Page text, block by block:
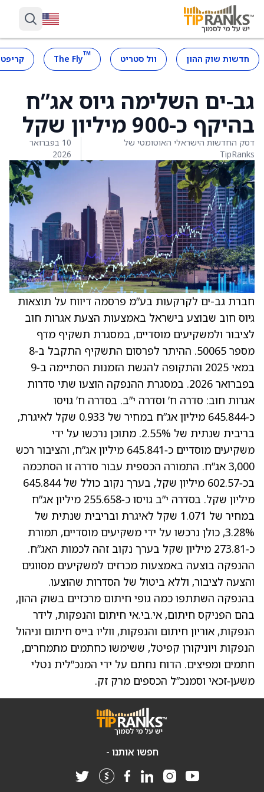
חדשות שוק ההון וול סטריט ™
The Fly
גב-ים השלימה גיוס אג”ח
בהיקף כ-900 מיליון שקל
דסק החדשות הישראלי האוטומטי של
TipRanks
10 בפברואר
2026
חברת גב-ים לקרקעות בע”מ פרסמה דיווח על תוצאות
גיוס חוב שבוצע בישראל באמצעות הצעת אגרות חוב
לציבור ולמשקיעים מוסדיים, במסגרת תשקיף מדף
מספר 50065. ההיתר לפרסום התשקיף התקבל ב‑8
במאי 2025 והתקופה להגשת הזמנות הסתיימה ב‑9
בפברואר 2026. במסגרת ההנפקה הוצעו שתי סדרות
אגרות חוב: סדרה ח’ וסדרה י”ב. בסדרה ח’ גויסו
כ‑645.844 מיליון אג”ח במחיר של 0.933 שקל לאיגרת,
בריבית שנתית של 2.55%. מתוכן נרכשו על ידי
משקיעים מוסדיים כ‑645.841 מיליון אג”ח, והציבור רכש
3,000 אג”ח. התמורה הכספית עבור סדרה זו הסתכמה
בכ‑602.57 מיליון שקל, בערך נקוב כולל של 645.844
מיליון שקל. בסדרה י”ב גויסו כ‑255.658 מיליון אג”ח
במחיר של 1.071 שקל לאיגרת ובריבית שנתית של
3.28%, כולן נרכשו על ידי משקיעים מוסדיים, תמורת
כ‑273.81 מיליון שקל בערך נקוב זהה לכמות האג”ח.
ההנפקה בוצעה באמצעות מכרזים למשקיעים מסווגים
והצעה לציבור, וללא ביטול של הסדרות שהוצעו.
בהנפקה השתתפו כמה גופי חיתום מרכזיים בשוק ההון,
בהם הפניקס חיתום, אי.בי.אי חיתום והנפקות, לידר
הנפקות, אוריון חיתום והנפקות, ווליו בייס חיתום וניהול
הנפקות ויוניקורן קפיטל, ששימשו כחתמים מתמחרים,
חתמים ומפיצים. הדוח נחתם על ידי המנכ”לית נטלי
משען‑זכאי וסמנכ”ל הכספים מרק זק.
חפשו אותנו -